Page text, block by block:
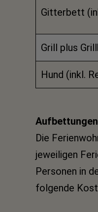
Gitterbett
Grill plus
Hund (inkl.
Die
jeweiligen
Personen in
folgende